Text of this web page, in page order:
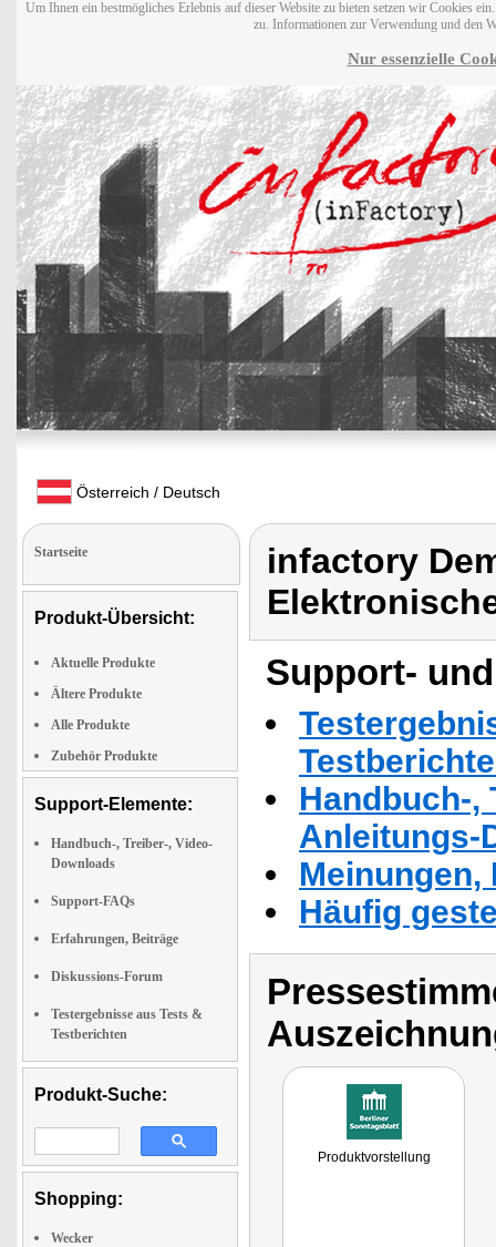
Um Ihnen ein bestmögliches Erlebnis auf dieser Website zu bieten setzen wir Cookies
zu. Informationen zur Verwendung und den
Nur essenzielle
Österreich / Deutsch
Startseite
Produkt-Übersicht:
Aktuelle Produkte
Ältere Produkte
Alle Produkte
Zubehör Produkte
Support-Elemente:
Handbuch-, Treiber-, Video-
Downloads
Support-FAQs
Erfahrungen, Beiträge
Diskussions-Forum
Testergebnisse aus Tests &
Testberichten
Produkt-Suche:
Shopping:
Wecker
infactory
Support-
Handbuch-,
Anleitungs-
Häufig
Produktvorstellung